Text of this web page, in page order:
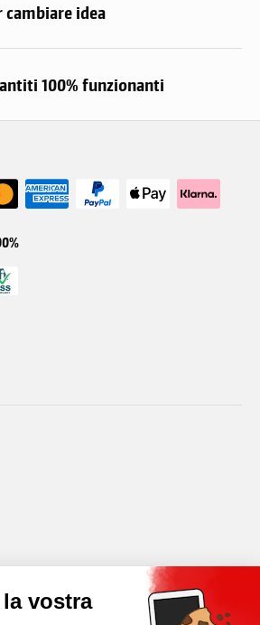
idea
100% funzionanti